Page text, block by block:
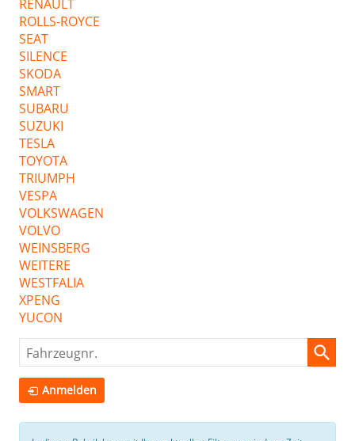
RENAULT
ROLLS-ROYCE
SEAT
SILENCE
SKODA
SMART
SUBARU
SUZUKI
TESLA
TOYOTA
TRIUMPH
VESPA
VOLKSWAGEN
VOLVO
WEINSBERG
WEITERE
WESTFALIA
XPENG
YUCON
Fahrzeugnr.
Anmelden